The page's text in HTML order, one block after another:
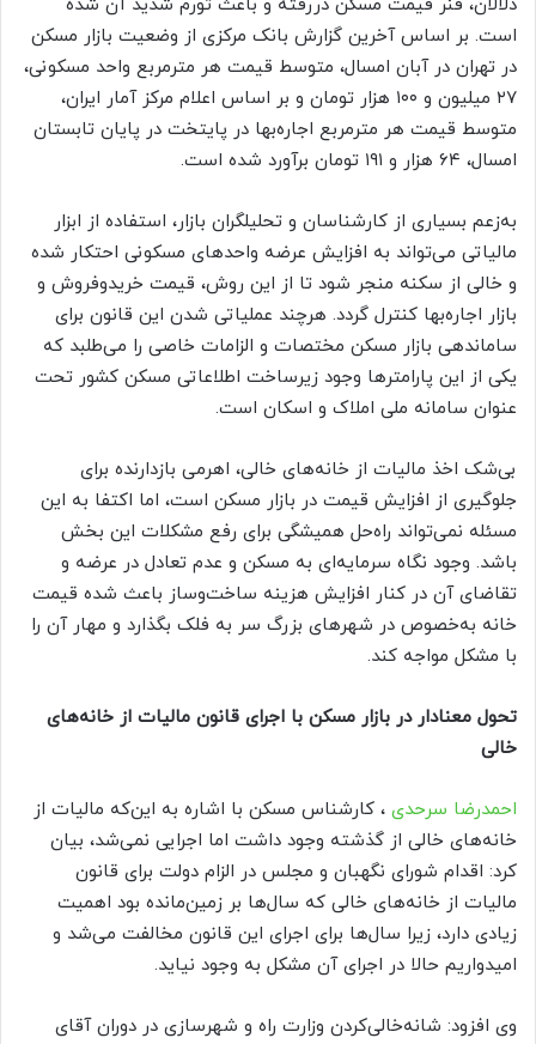
دلالان، فنر قیمت مسکن دررفته و باعث تورم شدید آن شده
است. بر اساس آخرین گزارش بانک مرکزی از وضعیت بازار مسکن
در تهران در آبان امسال، متوسط قیمت هر مترمربع واحد مسکونی،
۲۷ میلیون و ۱۰۰ هزار تومان و بر اساس اعلام مرکز آمار ایران،
متوسط قیمت هر مترمربع اجاره‌بها در پایتخت در پایان تابستان
امسال، ۶۴ هزار و ۱۹۱ تومان برآورد شده است.
به‌زعم بسیاری از کارشناسان و تحلیلگران بازار، استفاده از ابزار
مالیاتی می‌تواند به افزایش عرضه واحدهای مسکونی احتکار شده
و خالی از سکنه منجر شود تا از این روش، قیمت خریدوفروش و
بازار اجاره‌بها کنترل گردد. هرچند عملیاتی شدن این قانون برای
ساماندهی بازار مسکن مختصات و الزامات خاصی را می‌طلبد که
یکی از این پارامترها وجود زیرساخت اطلاعاتی مسکن کشور تحت
عنوان سامانه ملی املاک و اسکان است.
بی‌شک اخذ مالیات از خانه‌های خالی، اهرمی بازدارنده برای
جلوگیری از افزایش قیمت‌ در بازار مسکن است، اما اکتفا به این
مسئله نمی‌تواند راه‌حل همیشگی برای رفع مشکلات این بخش
باشد. وجود نگاه سرمایه‌ای به مسکن و عدم تعادل در عرضه و
تقاضای آن در کنار افزایش هزینه ساخت‌وساز باعث شده قیمت
خانه به‌خصوص در شهرهای بزرگ سر به فلک بگذارد و مهار آن را
با مشکل مواجه کند.
تحول معنادار در بازار مسکن با اجرای قانون مالیات از خانه‌های
خالی
احمدرضا سرحدی ، کارشناس مسکن با اشاره به این‌که مالیات از
خانه‌های خالی از گذشته وجود داشت اما اجرایی نمی‌شد، بیان
کرد: اقدام شورای نگهبان و مجلس در الزام دولت برای قانون
مالیات از خانه‌های خالی که سال‌ها بر زمین‌مانده بود اهمیت
زیادی دارد، زیرا سال‌ها برای اجرای این قانون مخالفت می‌شد و
امیدواریم حالا در اجرای آن مشکل به وجود نیاید.
وی افزود: شانه‌خالی‌کردن وزارت راه و شهرسازی در دوران آقای